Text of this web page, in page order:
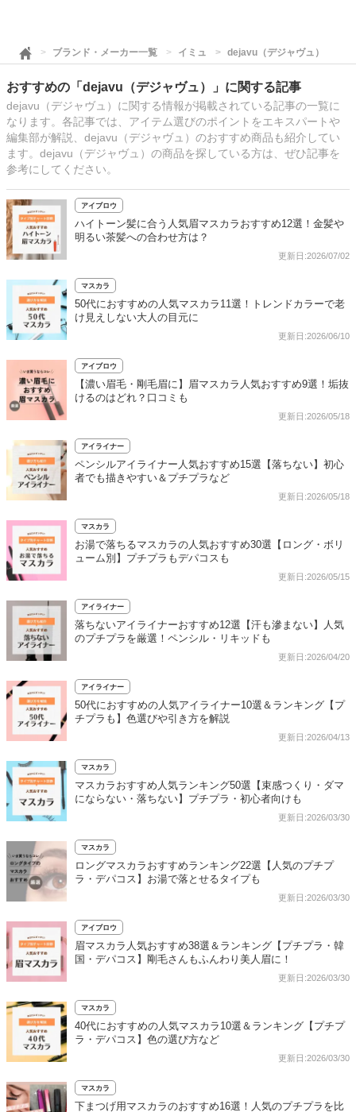
ブランド・メーカー一覧 イミュ dejavu（デジャヴュ）
おすすめの「dejavu（デジャヴュ）」に関する記事
dejavu（デジャヴュ）に関する情報が掲載されている記事の一覧に
なります。各記事では、アイテム選びのポイントをエキスパートや
編集部が解説、dejavu（デジャヴュ）のおすすめ商品も紹介してい
ます。dejavu（デジャヴュ）の商品を探している方は、ぜひ記事を
参考にしてください。
アイブロウ
ハイトーン髪に合う人気眉マスカラおすすめ12選！金髪や
明るい茶髪への合わせ方は？
更新日:2026/07/02
マスカラ
50代におすすめの人気マスカラ11選！トレンドカラーで老
け見えしない大人の目元に
更新日:2026/06/10
アイブロウ
【濃い眉毛・剛毛眉に】眉マスカラ人気おすすめ9選！垢抜
けるのはどれ？口コミも
更新日:2026/05/18
アイライナー
ペンシルアイライナー人気おすすめ15選【落ちない】初心
者でも描きやすい＆プチプラなど
更新日:2026/05/18
マスカラ
お湯で落ちるマスカラの人気おすすめ30選【ロング・ボリ
ューム別】プチプラもデパコスも
更新日:2026/05/15
アイライナー
落ちないアイライナーおすすめ12選【汗も滲まない】人気
のプチプラを厳選！ペンシル・リキッドも
更新日:2026/04/20
アイライナー
50代におすすめの人気アイライナー10選＆ランキング【プ
チプラも】色選びや引き方を解説
更新日:2026/04/13
マスカラ
マスカラおすすめ人気ランキング50選【束感つくり・ダマ
にならない・落ちない】プチプラ・初心者向けも
更新日:2026/03/30
マスカラ
ロングマスカラおすすめランキング22選【人気のプチプ
ラ・デパコス】お湯で落とせるタイプも
更新日:2026/03/30
アイブロウ
眉マスカラ人気おすすめ38選＆ランキング【プチプラ・韓
国・デパコス】剛毛さんもふんわり美人眉に！
更新日:2026/03/30
マスカラ
40代におすすめの人気マスカラ10選＆ランキング【プチプ
ラ・デパコス】色の選び方など
更新日:2026/03/30
マスカラ
下まつげ用マスカラのおすすめ16選！人気のプチプラを比